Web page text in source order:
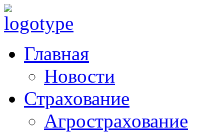
Главная
Новости
Страхование
Агрострахование